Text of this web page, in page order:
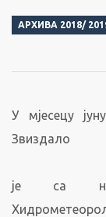
АРХИВА 2018/
У мјесецу
Звиздало
је са